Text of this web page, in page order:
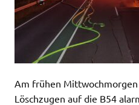
Am frühen
Löschzugen auf die B54